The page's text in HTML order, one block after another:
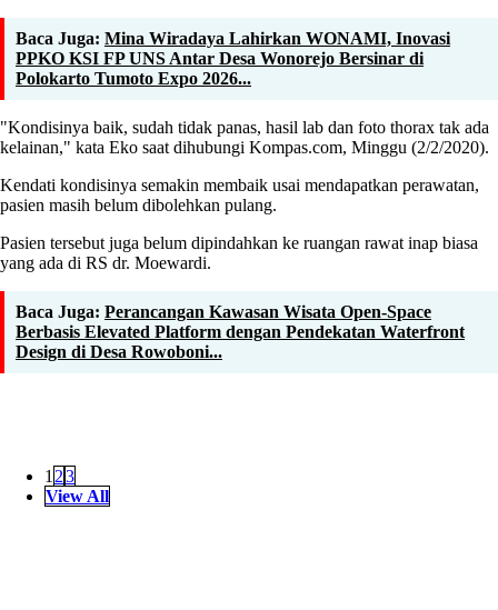
Baca Juga: Mina Wiradaya Lahirkan WONAMI, Inovasi
PPKO KSI FP UNS Antar Desa Wonorejo Bersinar di
Polokarto Tumoto Expo 2026...
"Kondisinya baik, sudah tidak panas, hasil lab dan foto thorax tak ada
kelainan," kata Eko saat dihubungi Kompas.com, Minggu (2/2/2020).
Kendati kondisinya semakin membaik usai mendapatkan perawatan,
pasien masih belum dibolehkan pulang.
Pasien tersebut juga belum dipindahkan ke ruangan rawat inap biasa
yang ada di RS dr. Moewardi.
Baca Juga: Perancangan Kawasan Wisata Open-Space
Berbasis Elevated Platform dengan Pendekatan Waterfront
Design di Desa Rowoboni...
1 23
View All